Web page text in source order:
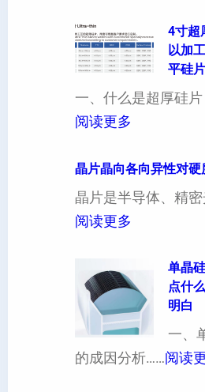
4寸超
以加
平硅片
一、什么是超厚硅
阅读更多
寸
超
定
制
（
也
晶片晶向各向异性对硬
晶片是半导体、精
阅读更多
晶
向
各
向
单晶
点什
明白
一、
的成因分析……阅读